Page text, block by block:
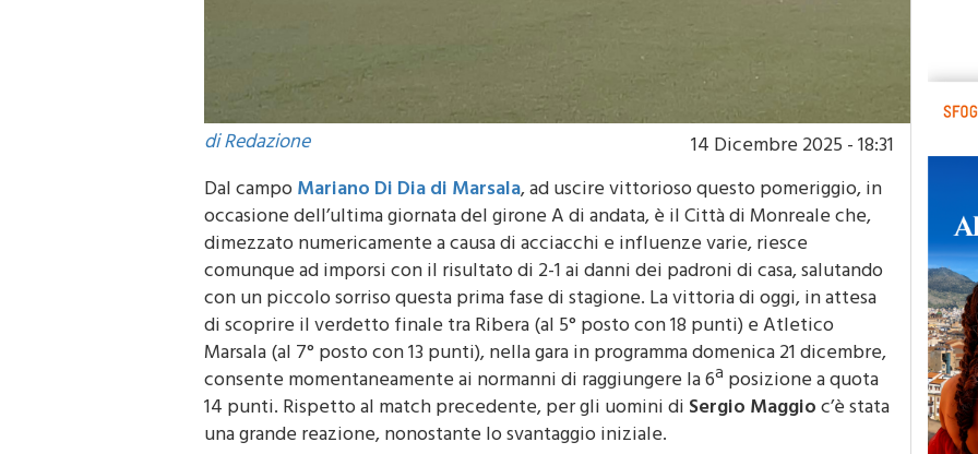
di Redazione
14 Dicembre 2025 - 18:31
Dal campoMariano Di Dia di Marsala , ad uscire vittorioso questo pomeriggio, in
occasione dell’ultima giornata del girone A di andata, è il Città di Monreale che,
dimezzato numericamente a causa di acciacchi e influenze varie, riesce
comunque ad imporsi con il risultato di 2-1 ai danni dei padroni di casa, salutando
con un piccolo sorriso questa prima fase di stagione. La vittoria di oggi, in attesa
di scoprire il verdetto finale tra Ribera (al 5° posto con 18 punti) e Atletico
Marsala (al 7° posto con 13 punti), nella gara in programma domenica 21 dicembre,
consente momentaneamente ai normanni di raggiungere la 6ª posizione a quota
14 punti. Rispetto al match precedente, per gli uomini diSergio Maggioc’è stata
una grande reazione, nonostante lo svantaggio iniziale.